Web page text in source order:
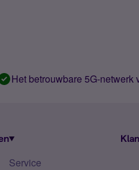
Het betrouwbare 5G-netwerk
Service